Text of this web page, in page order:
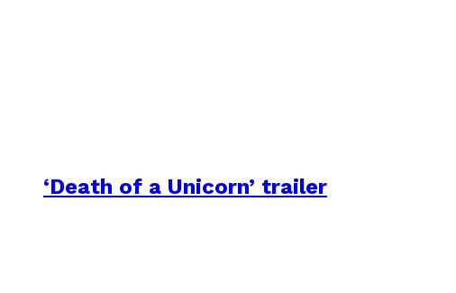
‘Death of a Unicorn’ trailer